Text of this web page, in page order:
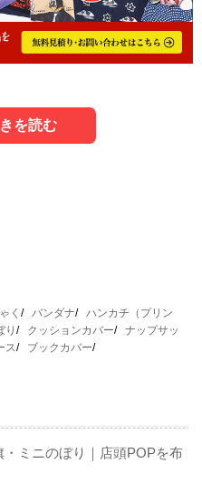
を読む
に人気が高い
ため、色選びや薄さなどに
でしょう。また、通勤や通
。
績が豊富な業者を選
、実績豊富な業者に依頼
印刷技術だけでなく、小ロ
でなく、低価格を実現して
く バンダナ
ハンカチ（プリン
り クッションカバー
ナップサッ
ス ブックカバー
ミニのぼり｜店頭POPを布